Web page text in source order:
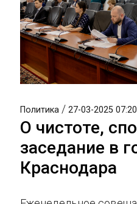
Политика / 27-03-2025 07:20
О чистоте,
заседание в
Краснодара